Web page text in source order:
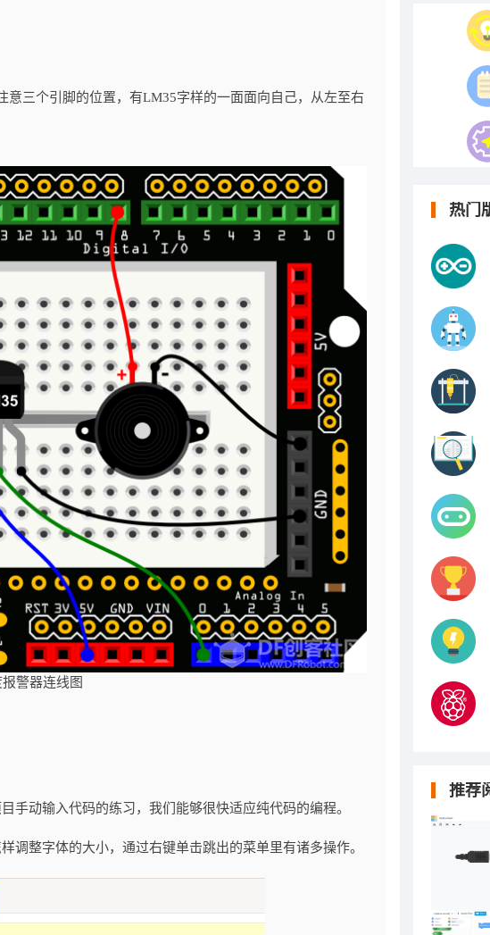
意三个引脚的位置，有LM35字样的一面面向自己，从左至右
警器连线图
手动输入代码的练习，我们能够很快适应纯代码的编程。
调整字体的大小，通过右键单击跳出的菜单里有诸多操作。
热门
推荐